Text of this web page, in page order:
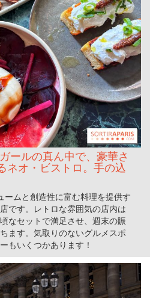
ールの真ん中で、豪華さ
ネオ・ビストロ。手の込
ムと創造性に富む料理を提供す
です。レトロな雰囲気の店内は
なセットで満足させ、週末の賑
ます。気取りのないグルメスポ
もいくつかあります！